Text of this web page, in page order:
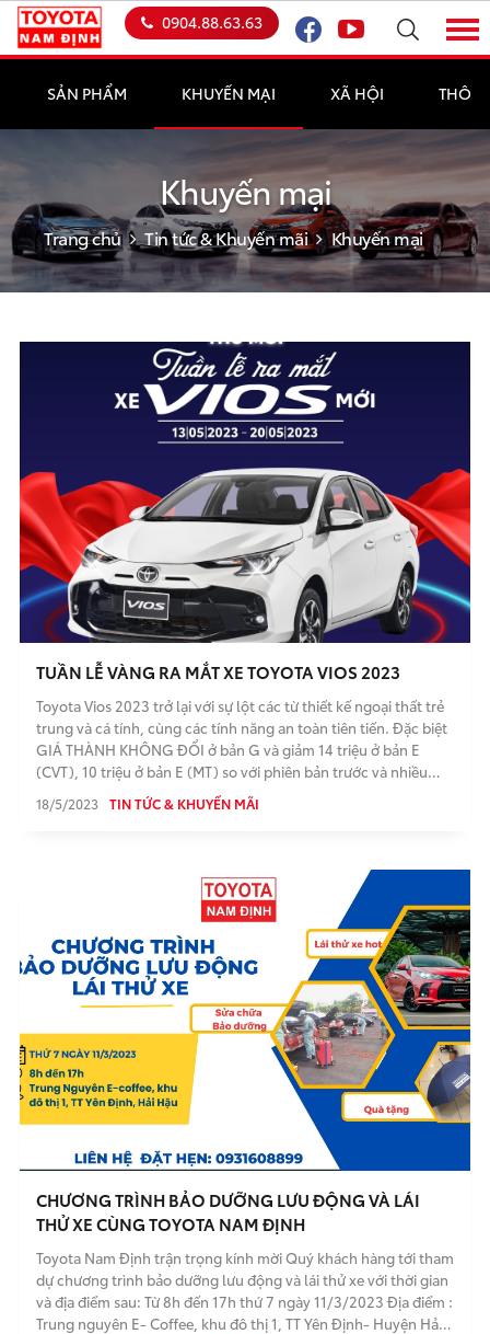
0904.88.63.63
SẢN PHẨM KHUYẾN MẠI XÃ HỘI
Khuyến mại
Trang chủ Tin tức & Khuyến mãi Khuyến mại
TUẦN LỄ VÀNG RA MẮT XE TOYOTA VIOS 2023
Toyota Vios 2023 trở lại với sự lột các từ thiết kế ngoại thất trẻ
trung và cá tính, cùng các tính năng an toàn tiên tiến. Đặc biệt
GIÁ THÀNH KHÔNG ĐỔI ở bản G và giảm 14 triệu ở bản E
(CVT), 10 triệu ở bản E (MT) so với phiên bản trước và nhiều
chương trình khuyến mại đặc biệt cho các Khách hàng ký hợp
đồng vào tuần lễ ra mắt xe VIOS 2023
18/5/2023 TIN TỨC & KHUYẾN MÃI
CHƯƠNG TRÌNH BẢO DƯỠNG LƯU ĐỘNG VÀ LÁI
THỬ XE CÙNG TOYOTA NAM ĐỊNH
Toyota Nam Định trận trọng kính mời Quý khách hàng tới tham
dự chương trình bảo dưỡng lưu động và lái thử xe với thời gian
và địa điểm sau: Từ 8h đến 17h thứ 7 ngày 11/3/2023 Địa điểm :
Trung nguyên E- Coffee, khu đô thị 1, TT Yên Định- Huyện Hải